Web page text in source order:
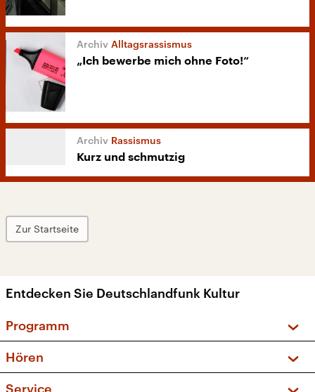
Alltagsrassismus
„Ich bewerbe mich ohne Foto!“
Rassismus
Kurz und schmutzig
Zur Startseite
Entdecken Sie Deutschlandfunk Kultur
Programm
Sendungen und Podcasts
Hören
Service